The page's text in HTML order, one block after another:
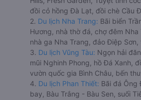
đồi cỏ hồng Đà Lạt, đồi chè Cầu
2. Du lịch Nha Trang: Bãi biển
Hương, nhà thờ đá, chợ đêm Nha
nhà ga Nha Trang, đảo Điệp Sơn,
3. Du lịch Vũng Tàu: Ngọn hải
mũi Nghinh Phong, hồ Đá Xanh,
vườn quốc gia Bình Châu, bến
4. Du lịch Phan Thiết: Bãi đá Ông
bay, Bàu Trắng - Bàu Sen, suối